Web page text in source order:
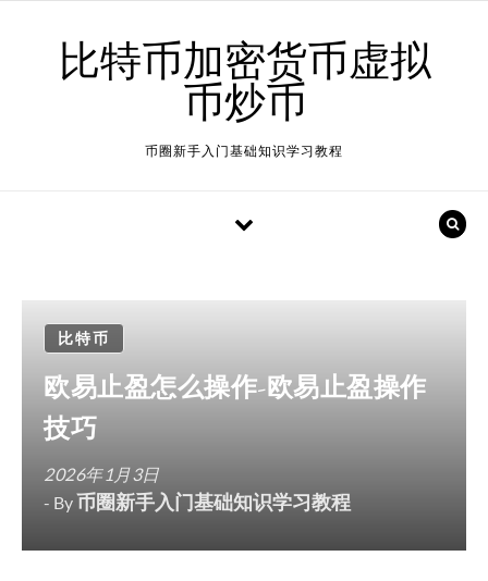
比特币加密货币虚拟
币炒币
币圈新手入门基础知识学习教程
比特币
欧易止盈怎么操作-欧易止盈操作
技巧
2026年1月3日
- By币圈新手入门基础知识学习教程